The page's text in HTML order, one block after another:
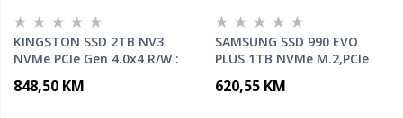
KINGSTON SSD 2TB NV3
NVMe PCIe Gen 4.0x4 R/W :
848,50 KM
SAMSUNG SSD 990 EVO
PLUS 1TB NVMe M.2,PCIe
read,6300MB/s write
620,55 KM